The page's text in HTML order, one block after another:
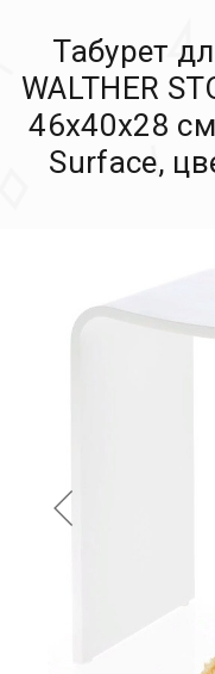
Табурет
WALTHER
46x40x28
Surface,